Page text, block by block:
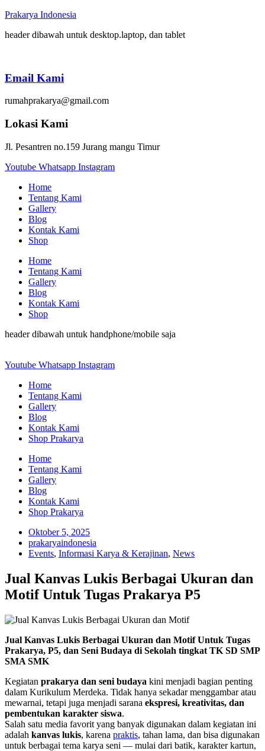
Prakarya Indonesia
header dibawah untuk desktop.laptop, dan tablet
Email Kami
rumahprakarya@gmail.com
Lokasi Kami
Jl. Pesantren no.159 Jurang mangu Timur
Youtube Whatsapp Instagram
Home
Tentang Kami
Gallery
Blog
Kontak Kami
Shop
Home
Tentang Kami
Gallery
Blog
Kontak Kami
Shop
header dibawah untuk handphone/mobile saja
Youtube Whatsapp Instagram
Home
Tentang Kami
Gallery
Blog
Kontak Kami
Shop Prakarya
Home
Tentang Kami
Gallery
Blog
Kontak Kami
Shop Prakarya
Oktober 5, 2025
prakaryaindonesia
Events, Informasi Karya & Kerajinan, News
Jual Kanvas Lukis Berbagai Ukuran dan
Motif Untuk Tugas Prakarya P5
Jual Kanvas Lukis Berbagai Ukuran dan Motif Untuk Tugas
Prakarya, P5, dan Seni Budaya di Sekolah tingkat TK SD SMP
SMA SMK
Kegiatan prakarya dan seni budaya kini menjadi bagian penting
dalam Kurikulum Merdeka. Tidak hanya sekadar menggambar atau
mewarnai, tetapi juga menjadi sarana ekspresi, kreativitas, dan
pembentukan karakter siswa.
Salah satu media favorit yang banyak digunakan dalam kegiatan ini
adalah kanvas lukis, karena praktis, tahan lama, dan bisa digunakan
untuk berbagai tema karya seni — mulai dari batik, karakter kartun,